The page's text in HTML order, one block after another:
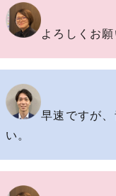
よろしくお願
早速ですが
い。